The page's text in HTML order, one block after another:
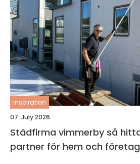
inspiration
07. July 2026
Städfirma vimmerby så hittar du rätt
partner för hem och företag